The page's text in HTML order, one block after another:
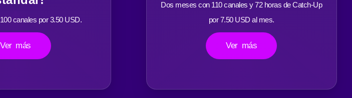
canales por 3.50 USD.
Ver más
Dos meses con 110 canales y 72 horas de Catch-Up
por 7.50 USD al mes.
Ver más